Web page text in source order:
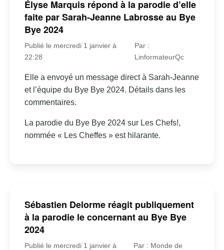
Élyse Marquis répond à la parodie d’elle
faite par Sarah-Jeanne Labrosse au Bye
Bye 2024
Publié le mercredi 1 janvier à
22:28
Par :
LinformateurQc
Elle a envoyé un message direct à Sarah-Jeanne
et l’équipe du Bye Bye 2024. Détails dans les
commentaires.
La parodie du Bye Bye 2024 sur Les Chefs!,
nommée « Les Cheffes » est hilarante.
Sébastien Delorme réagit publiquement
à la parodie le concernant au Bye Bye
2024
Publié le mercredi 1 janvier à
Par : Monde de